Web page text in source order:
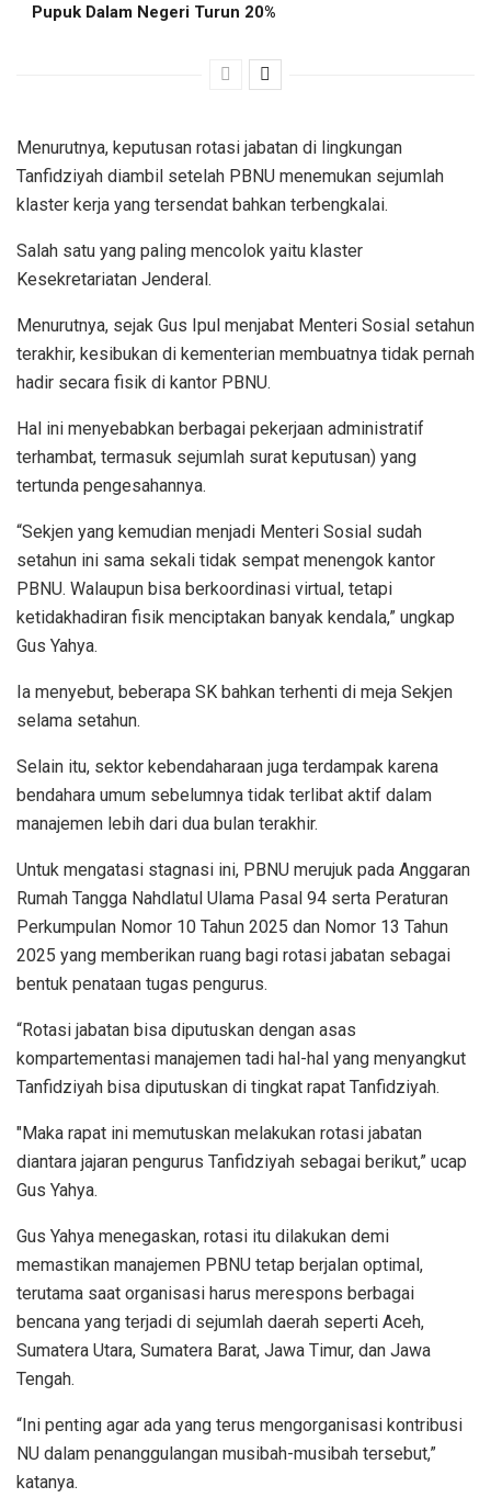
Pupuk Dalam Negeri Turun 20%
Menurutnya, keputusan rotasi jabatan di lingkungan
Tanfidziyah diambil setelah PBNU menemukan sejumlah
klaster kerja yang tersendat bahkan terbengkalai.
Salah satu yang paling mencolok yaitu klaster
Kesekretariatan Jenderal.
Menurutnya, sejak Gus Ipul menjabat Menteri Sosial setahun
terakhir, kesibukan di kementerian membuatnya tidak pernah
hadir secara fisik di kantor PBNU.
Hal ini menyebabkan berbagai pekerjaan administratif
terhambat, termasuk sejumlah surat keputusan) yang
tertunda pengesahannya.
“Sekjen yang kemudian menjadi Menteri Sosial sudah
setahun ini sama sekali tidak sempat menengok kantor
PBNU. Walaupun bisa berkoordinasi virtual, tetapi
ketidakhadiran fisik menciptakan banyak kendala,” ungkap
Gus Yahya.
Ia menyebut, beberapa SK bahkan terhenti di meja Sekjen
selama setahun.
Selain itu, sektor kebendaharaan juga terdampak karena
bendahara umum sebelumnya tidak terlibat aktif dalam
manajemen lebih dari dua bulan terakhir.
Untuk mengatasi stagnasi ini, PBNU merujuk pada Anggaran
Rumah Tangga Nahdlatul Ulama Pasal 94 serta Peraturan
Perkumpulan Nomor 10 Tahun 2025 dan Nomor 13 Tahun
2025 yang memberikan ruang bagi rotasi jabatan sebagai
bentuk penataan tugas pengurus.
“Rotasi jabatan bisa diputuskan dengan asas
kompartementasi manajemen tadi hal-hal yang menyangkut
Tanfidziyah bisa diputuskan di tingkat rapat Tanfidziyah.
"Maka rapat ini memutuskan melakukan rotasi jabatan
diantara jajaran pengurus Tanfidziyah sebagai berikut,” ucap
Gus Yahya.
Gus Yahya menegaskan, rotasi itu dilakukan demi
memastikan manajemen PBNU tetap berjalan optimal,
terutama saat organisasi harus merespons berbagai
bencana yang terjadi di sejumlah daerah seperti Aceh,
Sumatera Utara, Sumatera Barat, Jawa Timur, dan Jawa
Tengah.
“Ini penting agar ada yang terus mengorganisasi kontribusi
NU dalam penanggulangan musibah-musibah tersebut,”
katanya.